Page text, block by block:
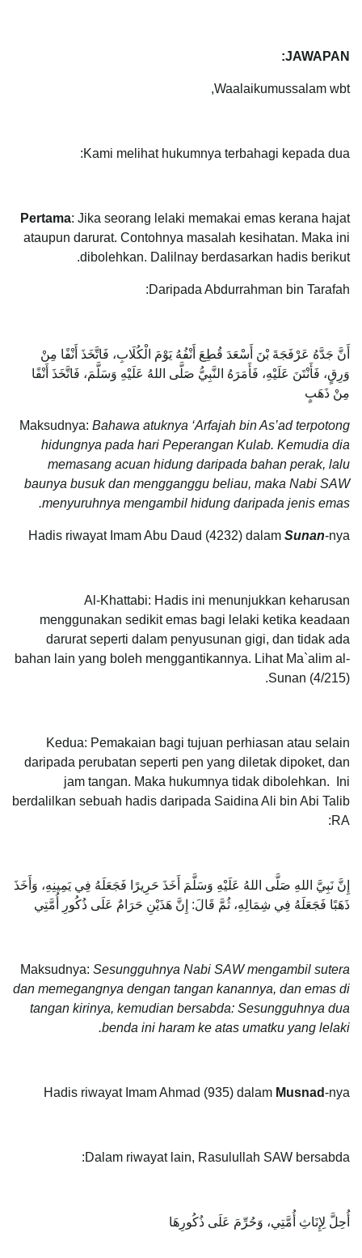
JAWAPAN:
Waalaikumussalam wbt,
Kami melihat hukumnya terbahagi kepada dua:
Pertama: Jika seorang lelaki memakai emas kerana hajat
ataupun darurat. Contohnya masalah kesihatan. Maka ini
dibolehkan. Dalilnay berdasarkan hadis berikut.
Daripada Abdurrahman bin Tarafah:
أَنَّ جَدَّهُ عَرْفَجَةَ بْنَ أَسْعَدَ قُطِعَ أَنْفُهُ يَوْمَ الْكُلَابِ، فَاتَّخَذَ أَنْفًا مِنْ
وَرِقٍ، فَأَنْتَنَ عَلَيْهِ، فَأَمَرَهُ النَّبِيُّ صَلَّى اللهُ عَلَيْهِ وَسَلَّمَ، فَاتَّخَذَ أَنْفًا
مِنْ ذَهَبٍ
Maksudnya: Bahawa atuknya ‘Arfajah bin As’ad terpotong
hidungnya pada hari Peperangan Kulab. Kemudia dia
memasang acuan hidung daripada bahan perak, lalu
baunya busuk dan mengganggu beliau, maka Nabi SAW
menyuruhnya mengambil hidung daripada jenis emas.
Hadis riwayat Imam Abu Daud (4232) dalam Sunan-nya
Al-Khattabi: Hadis ini menunjukkan keharusan
menggunakan sedikit emas bagi lelaki ketika keadaan
darurat seperti dalam penyusunan gigi, dan tidak ada
bahan lain yang boleh menggantikannya. Lihat Ma`alim al-
Sunan (4/215).
Kedua: Pemakaian bagi tujuan perhiasan atau selain
daripada perubatan seperti pen yang diletak dipoket, dan
jam tangan. Maka hukumnya tidak dibolehkan. Ini
berdalilkan sebuah hadis daripada Saidina Ali bin Abi Talib
RA:
إِنَّ نَبِيَّ اللهِ صَلَّى اللهُ عَلَيْهِ وَسَلَّمَ أَخَذَ حَرِيرًا فَجَعَلَهُ فِي يَمِينِهِ، وَأَخَذَ
ذَهَبًا فَجَعَلَهُ فِي شِمَالِهِ، ثُمَّ قَالَ: إِنَّ هَذَيْنِ حَرَامٌ عَلَى ذُكُورِ أُمَّتِي
Maksudnya: Sesungguhnya Nabi SAW mengambil sutera
dan memegangnya dengan tangan kanannya, dan emas di
tangan kirinya, kemudian bersabda: Sesungguhnya dua
benda ini haram ke atas umatku yang lelaki.
Hadis riwayat Imam Ahmad (935) dalam Musnad-nya
Dalam riwayat lain, Rasulullah SAW bersabda:
أُحِلَّ لِإِنَاثِ أُمَّتِي، وَحُرِّمَ عَلَى ذُكُورِهَا